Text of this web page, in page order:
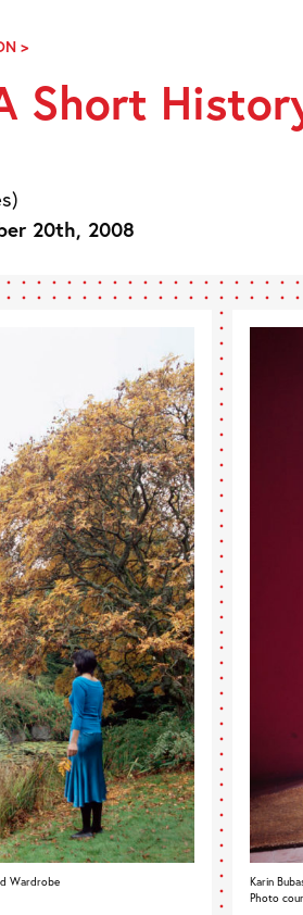
>KARIN
: A
SHORT
OBJECTS
Short
20th, 2008
Wardrobe
Karin
Photo